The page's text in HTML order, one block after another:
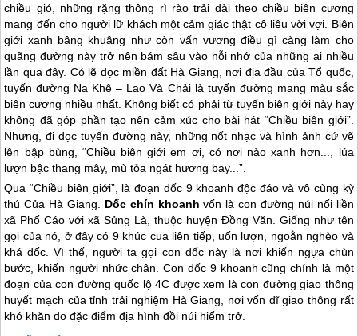
chiều gió, những rặng thông rì rào trải dài theo chiều biên cương
mang đến cho người lữ khách một cảm giác thật cô liêu vời vợi. Biên
giới xanh bâng khuâng như còn vấn vương điều gì càng làm cho
quãng đường này trở nên bám sâu vào nỗi nhớ của những ai nhiều
lần qua đây. Có lẽ dọc miền đất Hà Giang , nơi địa đầu của Tổ quốc,
tuyến đường Na Khê – Lao Và Chải là tuyến đường mang màu sắc
biên cương nhiều nhất. Không biết có phải từ tuyến biên giới này hay
không đã góp phần tạo nên cảm xúc cho bài hát “Chiều biên giới”.
Nhưng, đi dọc tuyến đường này, những nốt nhạc và hình ảnh cứ vẽ
lên bập bùng, “Chiều biên giới em ơi, có nơi nào xanh hơn..., lúa
lượn bậc thang mây, mù tỏa ngát hương bay...”.
Qua “Chiều biên giới”, là đoạn dốc 9 khoanh độc đáo và vô cùng kỳ
thú Của Hà Giang Dốc chín khoanh vốn là con đường núi nối liền
xã Phố Cáo với xã Sủng Là, thuộc huyện Đồng Văn. Giống như tên
gọi của nó, ở đây có 9 khúc cua liên tiếp, uốn lượn, ngoằn nghèo và
khá dốc. Vì thế, người ta gọi con dốc này là nơi khiến ngựa chùn
bước, khiến người nhức chân. Con dốc 9 khoanh cũng chính là một
đoạn của con đường quốc lộ 4C được xem là con đường giao thông
huyết mạch của tỉnh trải nghiệm Hà Giang , nơi vốn dĩ giao thông rất
khó khăn do đặc điểm địa hình đồi núi hiểm trở.